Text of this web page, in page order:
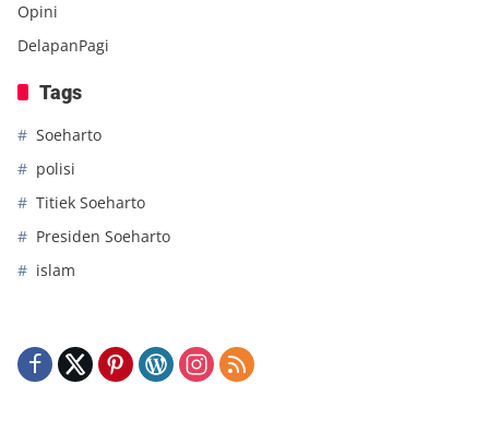
Opini
DelapanPagi
Tags
Soeharto
polisi
Titiek Soeharto
Presiden Soeharto
islam